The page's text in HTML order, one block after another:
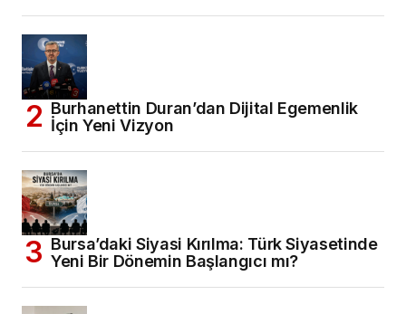
Burhanettin Duran’dan Dijital Egemenlik
İçin Yeni Vizyon
Bursa’daki Siyasi Kırılma: Türk Siyasetinde
Yeni Bir Dönemin Başlangıcı mı?